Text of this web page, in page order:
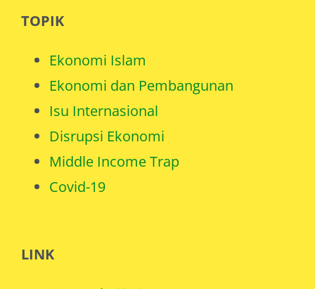
TOPIK
Ekonomi Islam
Ekonomi dan Pembangunan
Isu Internasional
Disrupsi Ekonomi
Middle Income Trap
Covid-19
LINK